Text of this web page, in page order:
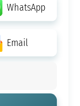
WhatsApp
Email